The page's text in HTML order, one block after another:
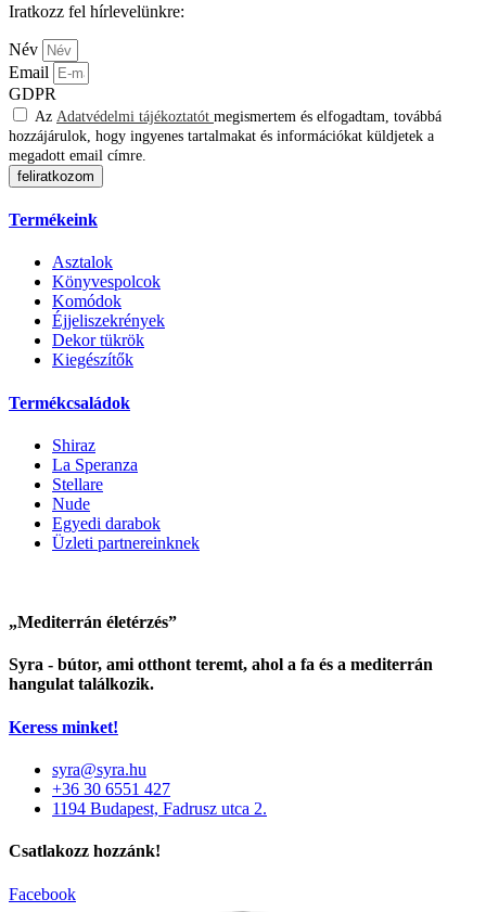
Iratkozz fel hírlevelünkre:
Név
Email
GDPR
Az Adatvédelmi tájékoztatót megismertem és elfogadtam, továbbá
hozzájárulok, hogy ingyenes tartalmakat és információkat küldjetek a
megadott email címre.
feliratkozom
Termékeink
Asztalok
Könyvespolcok
Komódok
Éjjeliszekrények
Dekor tükrök
Kiegészítők
Termékcsaládok
Shiraz
La Speranza
Stellare
Nude
Egyedi darabok
Üzleti partnereinknek
„Mediterrán életérzés”
Syra - bútor, ami otthont teremt, ahol a fa és a mediterrán
hangulat találkozik.
Keress minket!
syra@syra.hu
+36 30 6551 427
1194 Budapest, Fadrusz utca 2.
Csatlakozz hozzánk!
Facebook